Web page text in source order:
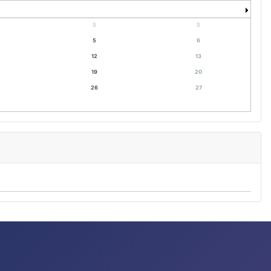
S S
5 6
12 13
19 20
26 27